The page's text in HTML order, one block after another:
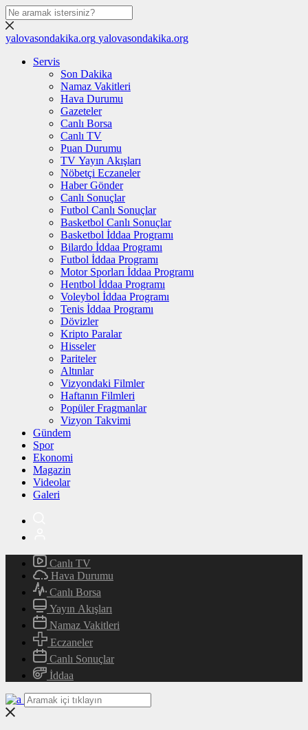
yalovasondakika.org yalovasondakika.org
Servis
Son Dakika
Namaz Vakitleri
Hava Durumu
Gazeteler
Canlı Borsa
Canlı TV
Puan Durumu
TV Yayın Akışları
Nöbetçi Eczaneler
Haber Gönder
Canlı Sonuçlar
Futbol Canlı Sonuçlar
Basketbol Canlı Sonuçlar
Basketbol İddaa Programı
Bilardo İddaa Programı
Futbol İddaa Programı
Motor Sporları İddaa Programı
Hentbol İddaa Programı
Voleybol İddaa Programı
Tenis İddaa Programı
Dövizler
Kripto Paralar
Hisseler
Pariteler
Altınlar
Vizyondaki Filmler
Haftanın Filmleri
Popüler Fragmanlar
Vizyon Takvimi
Gündem
Spor
Ekonomi
Magazin
Videolar
Galeri
Canlı TV
Hava Durumu
Canlı Borsa
Yayın Akışları
Namaz Vakitleri
Eczaneler
Canlı Sonuçlar
İddaa